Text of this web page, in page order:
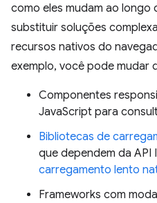
como eles mudam ao longo
substituir soluções
recursos nativos do
exemplo, você pode mudar
Componentes
JavaScript para
Bibliotecas de
que dependem da
carregamento lento
Frameworks com